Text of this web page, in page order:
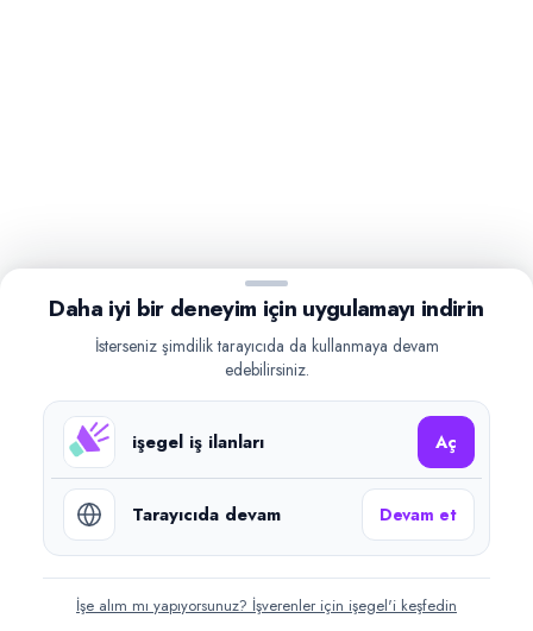
Daha iyi bir deneyim için uygulamayı indirin
İsterseniz şimdilik tarayıcıda da kullanmaya devam
edebilirsiniz.
işegel iş ilanları Aç
Tarayıcıda devam Devam et
İşe alım mı yapıyorsunuz? İşverenler için işegel'i keşfedin